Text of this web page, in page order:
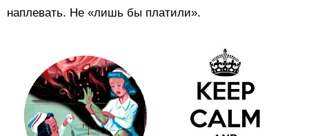
наплевать. Не «лишь бы платили».